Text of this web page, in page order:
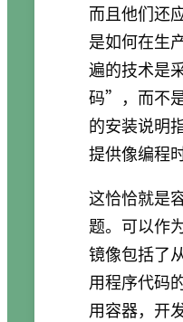
而且他们还
是如何在生
遍的技术是
码”，而不
的安装说明
提供像编程
这恰恰就是
题。可以作
镜像包括了
用程序代码
用容器，开